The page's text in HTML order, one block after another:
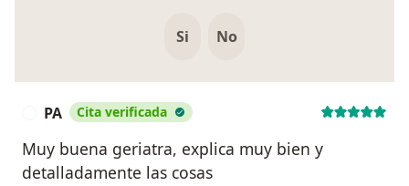
Si No
PA Cita verificada
Muy buena geriatra, explica muy bien y
detalladamente las cosas